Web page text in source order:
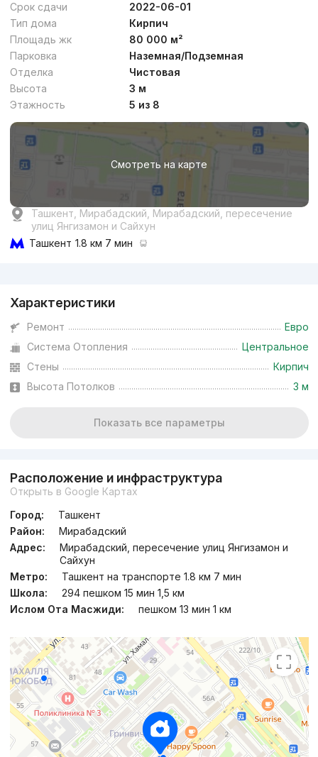
Срок сдачи
2022-06-01
Тип дома
Кирпич
Площадь жк
80 000 м²
Парковка
Наземная/Подземная
Отделка
Чистовая
Высота
3 м
Этажность
5 из 8
Смотреть на карте
Ташкент, Мирабадский, Мирабадский, пересечение
улиц Янгизамон и Сайхун
Ташкент 1.8 км 7 мин
Характеристики
Ремонт
Евро
Система Отопления
Центральное
Стены
Кирпич
Высота Потолков
3 м
Показать все параметры
Расположение и инфраструктура
Открыть в Google Картах
Город:
Ташкент
Район:
Мирабадский
Адрес:
Мирабадский, пересечение улиц Янгизамон и
Сайхун
Метро:
Ташкент на транспорте 1.8 км 7 мин
Школа:
294 пешком 15 мин 1,5 км
Ислом Ота Масжиди:
пешком 13 мин 1 км